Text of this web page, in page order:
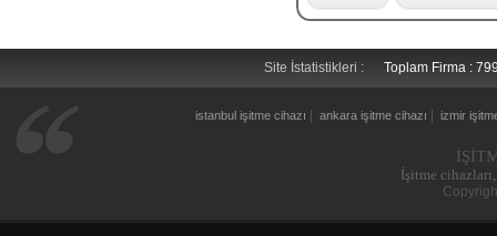
Site İstatistikleri : Toplam Firma :
istanbul işitme cihazı ankara işitme cihazı izmir
İşitme